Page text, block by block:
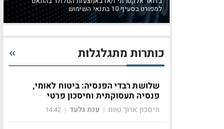
למפורט בסעיף 10 בתנאי השימוש
כותרות מתגלגלות
שלושת רבדי הפנסיה: ביטוח לאומי,
פנסיה תעסוקתית וחיסכון פרטי
חיסכון ארוך טווח | ענת גלעד |
14:42